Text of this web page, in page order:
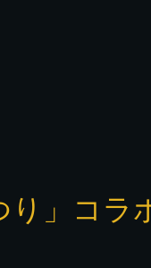
り」コラ